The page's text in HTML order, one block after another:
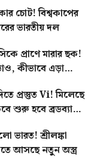
চোট! বিশ্বকাপের
ভারতীয় দল
প্রাণে মারার ছক!
কীভাবে এড়ানো
প্রস্তুত Vi! মিলেছে
শুরু হবে ব্রডব্যান্ড
ভারত! শ্রীলঙ্কা
আসছে নতুন অস্ত্র